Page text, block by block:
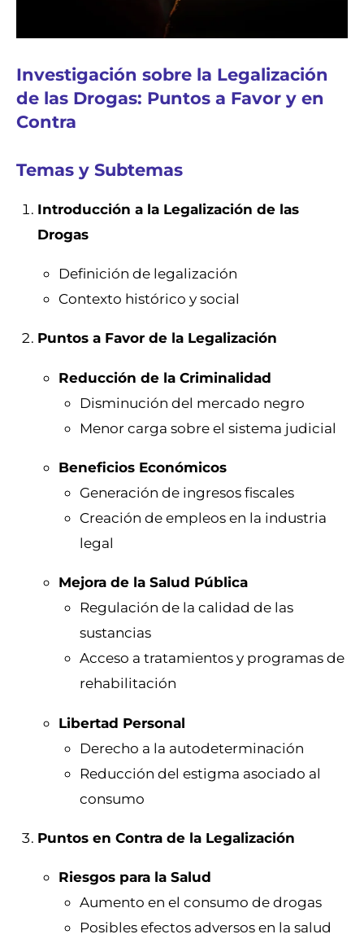
Investigación sobre la Legalización
de las Drogas: Puntos a Favor y en
Contra
Temas y Subtemas
Introducción a la Legalización de las
Drogas
Definición de legalización
Contexto histórico y social
Puntos a Favor de la Legalización
Reducción de la Criminalidad
Disminución del mercado negro
Menor carga sobre el sistema judicial
Beneficios Económicos
Generación de ingresos fiscales
Creación de empleos en la industria
legal
Mejora de la Salud Pública
Regulación de la calidad de las
sustancias
Acceso a tratamientos y programas de
rehabilitación
Libertad Personal
Derecho a la autodeterminación
Reducción del estigma asociado al
consumo
Puntos en Contra de la Legalización
Riesgos para la Salud
Aumento en el consumo de drogas
Posibles efectos adversos en la salud